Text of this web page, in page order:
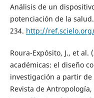
Análisis de un
potenciación de la
234. http://
Roura-Expósito, J., et al.
académicas: el diseño
investigación a partir
Revista de Antropología,